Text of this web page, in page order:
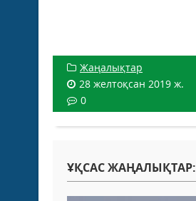
Жаңалықтар
28 желтоқсан 2019 ж.
0
ҰҚСАС ЖАҢАЛЫҚТАР: